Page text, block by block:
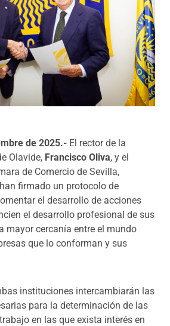
de 2025.- El rector de la
Olavide, Francisco Oliva, y el
de Comercio de Sevilla,
firmado un protocolo de
el desarrollo de acciones
el desarrollo profesional de sus
mayor cercanía entre el mundo
que lo conforman y sus
instituciones intercambiarán las
para la determinación de las
en las que exista interés en